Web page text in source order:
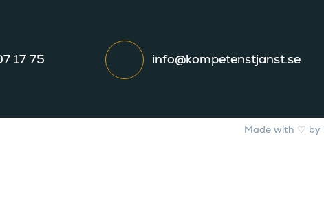
17 75 info@kompetenstjanst.se
Made with ♡ by